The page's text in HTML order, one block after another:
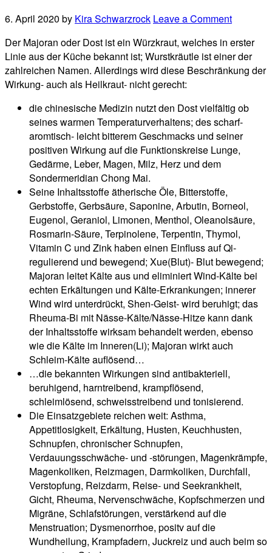
6. April 2020 by Kira Schwarzrock Leave a Comment
Der Majoran oder Dost ist ein Würzkraut, welches in erster
Linie aus der Küche bekannt ist; Wurstkräutle ist einer der
zahlreichen Namen. Allerdings wird diese Beschränkung der
Wirkung- auch als Heilkraut- nicht gerecht:
die chinesische Medizin nutzt den Dost vielfältig ob
seines warmen Temperaturverhaltens; des scharf-
aromtisch- leicht bitterem Geschmacks und seiner
positiven Wirkung auf die Funktionskreise Lunge,
Gedärme, Leber, Magen, Milz, Herz und dem
Sondermeridian Chong Mai.
Seine Inhaltsstoffe ätherische Öle, Bitterstoffe,
Gerbstoffe, Gerbsäure, Saponine, Arbutin, Borneol,
Eugenol, Geraniol, Limonen, Menthol, Oleanolsäure,
Rosmarin-Säure, Terpinolene, Terpentin, Thymol,
Vitamin C und Zink haben einen Einfluss auf Qi-
regulierend und bewegend; Xue(Blut)- Blut bewegend;
Majoran leitet Kälte aus und eliminiert Wind-Kälte bei
echten Erkältungen und Kälte-Erkrankungen; innerer
Wind wird unterdrückt, Shen-Geist- wird beruhigt; das
Rheuma-Bi mit Nässe-Kälte/Nässe-Hitze kann dank
der Inhaltsstoffe wirksam behandelt werden, ebenso
wie die Kälte im Inneren(Li); Majoran wirkt auch
Schleim-Kälte auflösend…
…die bekannten Wirkungen sind antibakteriell,
beruhigend, harntreibend, krampflösend,
schleimlösend, schweisstreibend und tonisierend.
Die Einsatzgebiete reichen weit: Asthma,
Appetitlosigkeit, Erkältung, Husten, Keuchhusten,
Schnupfen, chronischer Schnupfen,
Verdauungsschwäche- und -störungen, Magenkrämpfe,
Magenkoliken, Reizmagen, Darmkoliken, Durchfall,
Verstopfung, Reizdarm, Reise- und Seekrankheit,
Gicht, Rheuma, Nervenschwäche, Kopfschmerzen und
Migräne, Schlafstörungen, verstärkend auf die
Menstruation; Dysmenorrhoe, positv auf die
Wundheilung, Krampfadern, Juckreiz und auch beim so